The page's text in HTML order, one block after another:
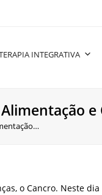
INTEGRATIVA
e
o Cancro. Neste dia